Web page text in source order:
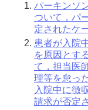
パーキンソ
ついて，パ
定されたケ
患者が入院
を原因とす
て，担当医
理等を怠っ
入院中に徴
請求が否定